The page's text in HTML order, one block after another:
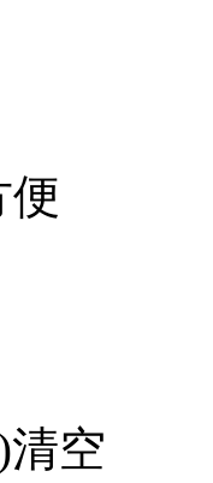
便
清空